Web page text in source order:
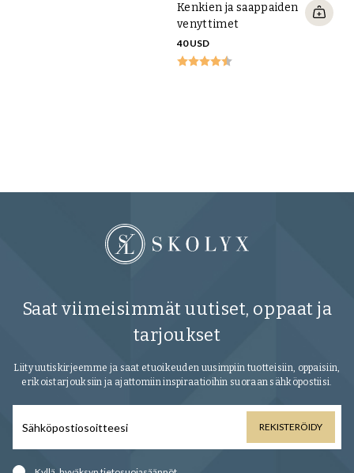
Kenkien ja saappaiden
venyttimet
40 USD
Saat viimeisimmät uutiset, oppaat ja
tarjoukset
Liity uutiskirjeemme ja saat etuoikeuden uusimpiin tuotteisiin, oppaisiin,
erikoistarjouksiin ja ajattomiin inspiraatioihin suoraan sähköpostiisi.
REKISTERÖIDY